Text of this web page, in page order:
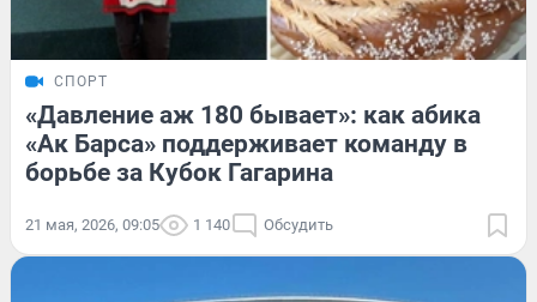
СПОРТ
«Давление аж 180 бывает»: как абика
«Ак Барса» поддерживает команду в
борьбе за Кубок Гагарина
21 мая, 2026, 09:05 1 140 Обсудить